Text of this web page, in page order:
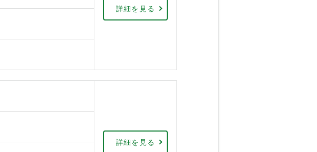
詳細を見る
詳細を見る